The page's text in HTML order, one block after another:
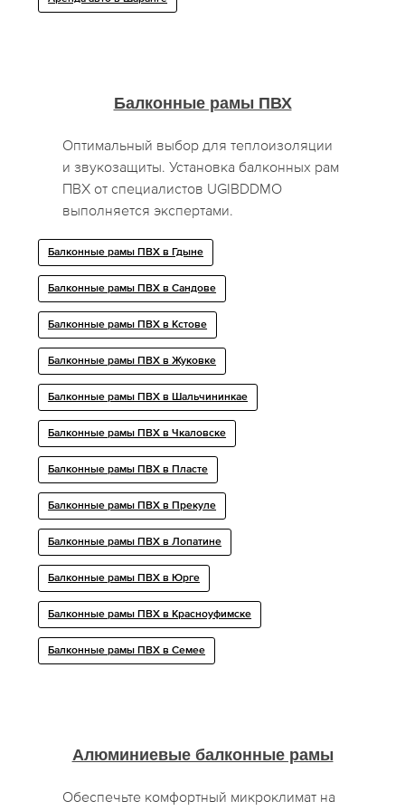
Балконные рамы ПВХ
Оптимальный выбор для теплоизоляции
и звукозащиты. Установка балконных рам
ПВХ от специалистов UGIBDDMO
выполняется экспертами.
Балконные рамы ПВХ в Гдыне
Балконные рамы ПВХ в Сандове
Балконные рамы ПВХ в Кстове
Балконные рамы ПВХ в Жуковке
Балконные рамы ПВХ в Шальчининкае
Балконные рамы ПВХ в Чкаловске
Балконные рамы ПВХ в Пласте
Балконные рамы ПВХ в Прекуле
Балконные рамы ПВХ в Лопатине
Балконные рамы ПВХ в Юрге
Балконные рамы ПВХ в Красноуфимске
Балконные рамы ПВХ в Семее
Алюминиевые балконные рамы
Обеспечьте комфортный микроклимат на